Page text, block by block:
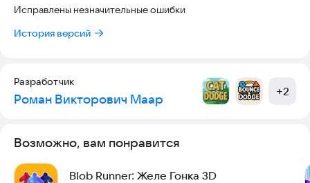
Исправлены незначительные ошибки
История версий
Разработчик
Роман Викторович Маар +2
Возможно, вам понравится
Blob Runner: Желе Гонка 3D